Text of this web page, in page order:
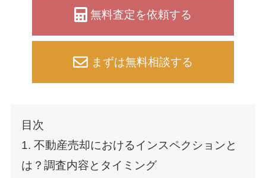
無料査定を依頼する
まずは無料相談する
目次
1. 不動産売却におけるインスペクションと
は？調査内容とタイミング